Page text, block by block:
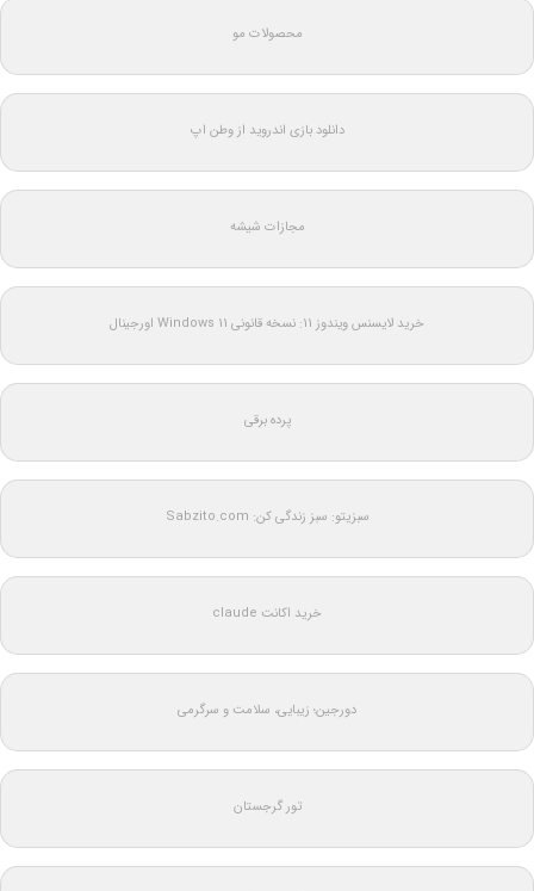
محصولات مو
دانلود بازی اندروید از وطن اپ
مجازات شیشه
خرید لایسنس ویندوز 11: نسخه قانونی Windows 11 اورجینال
پرده برقی
سبزیتو: سبز زندگی کن: Sabzito.com
خرید اکانت claude
دورجین؛ زیبایی، سلامت و سرگرمی
تور گرجستان